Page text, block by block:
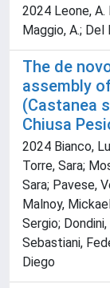
2024 Leone, A.
Maggio, A.; Del
The de
assembly
(Castanea
Chiusa
2024 Bianco,
Torre, Sara;
Sara; Pavese,
Malnoy,
Sergio;
Sebastiani,
Diego